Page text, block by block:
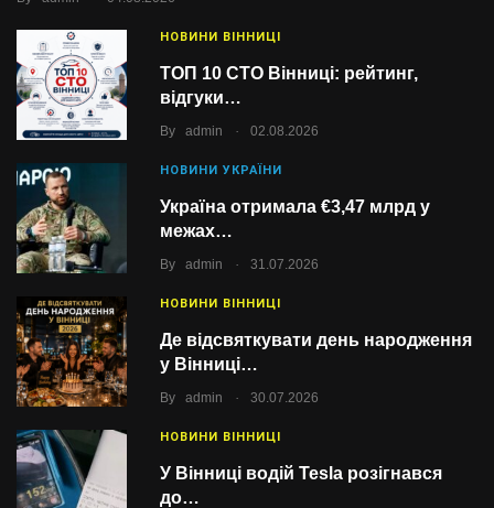
НОВИНИ ВІННИЦІ
ТОП 10 СТО Вінниці: рейтинг,
відгуки…
By admin . 02.08.2026
НОВИНИ УКРАЇНИ
Україна отримала €3,47 млрд у
межах…
By admin . 31.07.2026
НОВИНИ ВІННИЦІ
Де відсвяткувати день народження
у Вінниці…
By admin . 30.07.2026
НОВИНИ ВІННИЦІ
У Вінниці водій Tesla розігнався
до…